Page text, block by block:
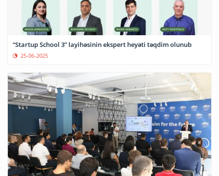
“Startup School 3” layihəsinin ekspert heyəti təqdim olunub
25-06-2025